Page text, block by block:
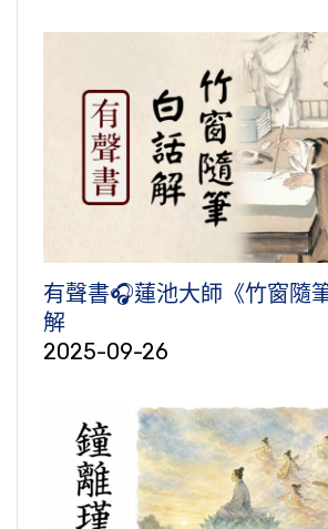
有聲書🎧蓮池大師《竹窗隨
解
2025-09-26